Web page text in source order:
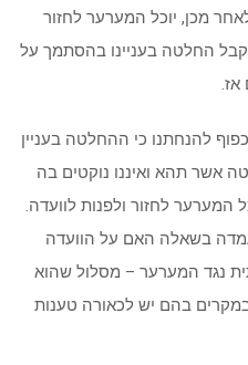
90 יום. מיד לאחר מכן, יוכל המערער לחזור
החלטה בעניינו בהסתמך על
להנחתנו כי ההחלטה בעניין
אשר תהא ואיננו נוקטים בה
90 יום ואז יוכל המערער לחזור ולפנות לוועדה.
עמדה בשאלה האם על הוועדה
נגד המערער – מסלול שהוא
בהם יש לכאורה טענות